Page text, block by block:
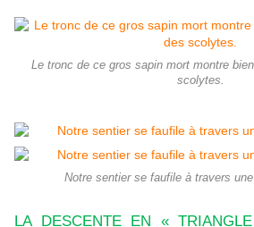
Le tronc de ce gros sapin mort montre
scolytes.
Notre sentier se faufile à travers une
LA DESCENTE EN «